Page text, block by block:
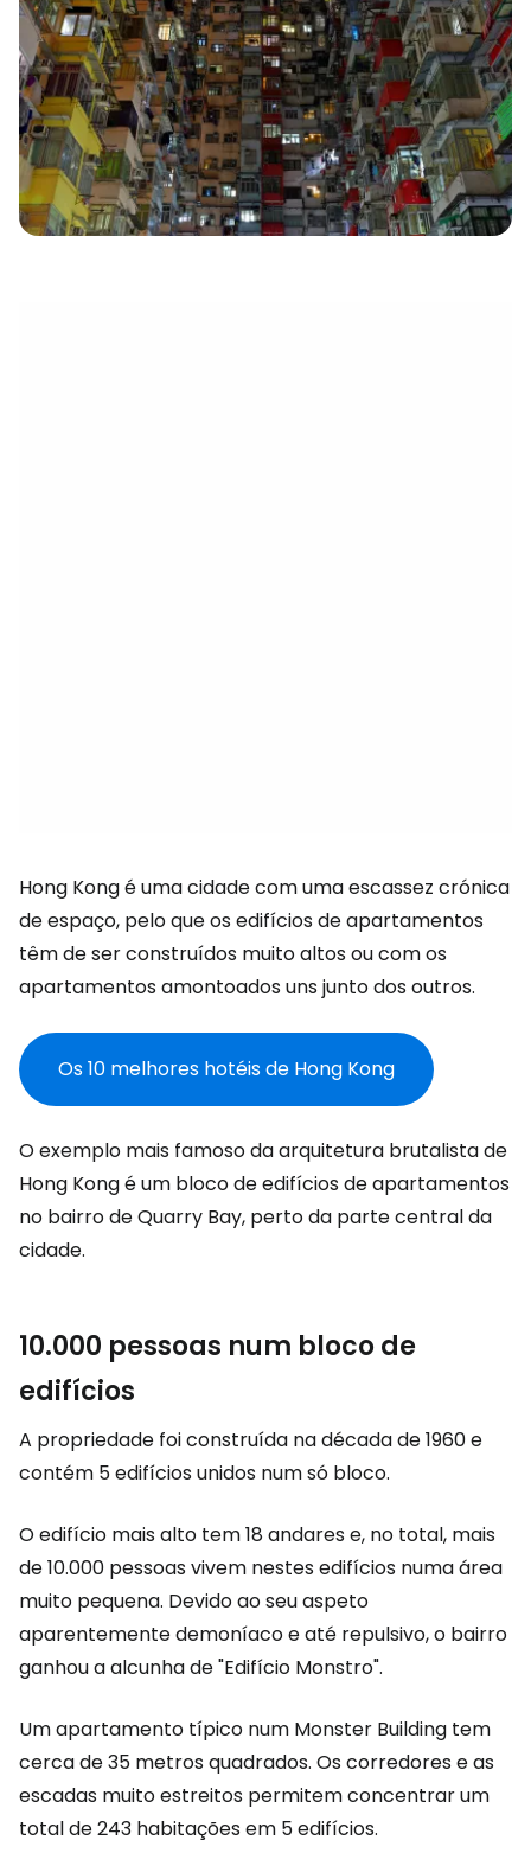
Hong Kong é uma cidade com uma escassez crónica
de espaço, pelo que os edifícios de apartamentos
têm de ser construídos muito altos ou com os
apartamentos amontoados uns junto dos outros.
Os 10 melhores hotéis de Hong Kong
O exemplo mais famoso da arquitetura brutalista de
Hong Kong é um bloco de edifícios de apartamentos
no bairro de Quarry Bay, perto da parte central da
cidade.
10.000 pessoas num bloco de
edifícios
A propriedade foi construída na década de 1960 e
contém 5 edifícios unidos num só bloco.
O edifício mais alto tem 18 andares e, no total, mais
de 10.000 pessoas vivem nestes edifícios numa área
muito pequena. Devido ao seu aspeto
aparentemente demoníaco e até repulsivo, o bairro
ganhou a alcunha de "Edifício Monstro".
Um apartamento típico num Monster Building tem
cerca de 35 metros quadrados. Os corredores e as
escadas muito estreitos permitem concentrar um
total de 243 habitações em 5 edifícios.
eletrónico